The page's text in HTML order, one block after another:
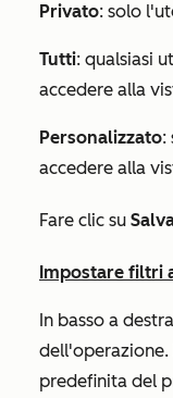
Privato: solo
Tutti: qualsiasi
accedere alla
Personalizzato:
accedere alla
Fare clic su
Impostare filtri
In basso a
dell'operazione.
predefinita del